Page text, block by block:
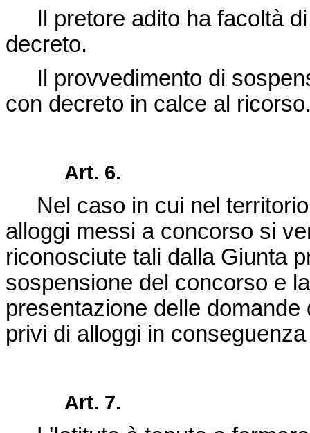
Il pretore adito ha facoltà di
decreto.
Il provvedimento di
con decreto in calce al
Art. 6.
Nel caso in cui nel territorio
alloggi messi a concorso si
riconosciute tali dalla Giunta
sospensione del concorso e
presentazione delle
privi di alloggi in
Art. 7.